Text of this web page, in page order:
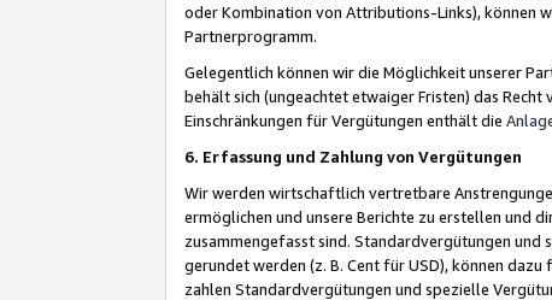
oder Kombination von Attributions-Links), können
Partnerprogramm.
Gelegentlich können wir die Möglichkeit unserer
behält sich (ungeachtet etwaiger Fristen) das
Einschränkungen für Vergütungen enthält die
6. Erfassung und Zahlung von Vergütungen
Wir werden wirtschaftlich vertretbare
ermöglichen und unsere Berichte zu erstellen und
zusammengefasst sind. Standardvergütungen und
gerundet werden (z. B. Cent für USD), können
zahlen Standardvergütungen und spezielle